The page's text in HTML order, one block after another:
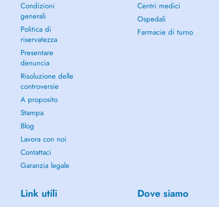
Condizioni
generali
Politica di
riservatezza
Presentare
denuncia
Risoluzione delle
controversie
A proposito
Stampa
Blog
Lavora con noi
Contattaci
Garanzia legale
Centri medici
Ospedali
Farmacie di turno
Link utili Dove siamo